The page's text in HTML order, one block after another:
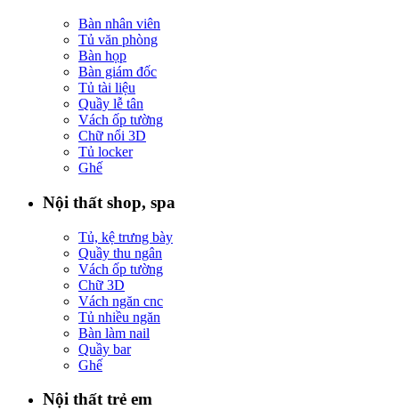
Bàn nhân viên
Tủ văn phòng
Bàn họp
Bàn giám đốc
Tủ tài liệu
Quầy lễ tân
Vách ốp tường
Chữ nổi 3D
Tủ locker
Ghế
Nội thất shop, spa
Tủ, kệ trưng bày
Quầy thu ngân
Vách ốp tường
Chữ 3D
Vách ngăn cnc
Tủ nhiều ngăn
Bàn làm nail
Quầy bar
Ghế
Nội thất trẻ em